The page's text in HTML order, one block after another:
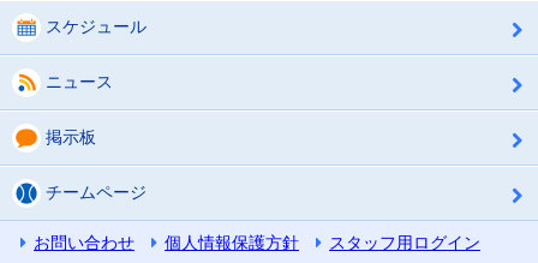
スケジュール
ニュース
掲示板
チームページ
お問い合わせ 個人情報保護方針 スタッフ用ログイン